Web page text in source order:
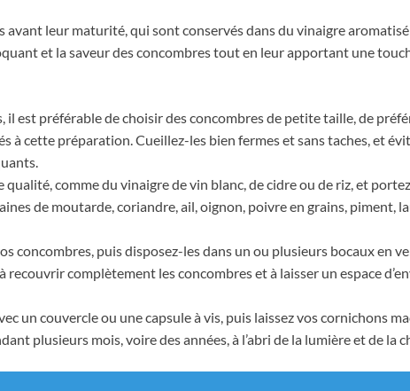
leur maturité, qui sont conservés dans du vinaigre aromatisé
et la saveur des concombres tout en leur apportant une
il est préférable de choisir des concombres de petite taille, de
à cette préparation. Cueillez-les bien fermes et sans taches, et
qualité, comme du vinaigre de vin blanc, de cidre ou de riz, et
de moutarde, coriandre, ail, oignon, poivre en grains, piment,
concombres, puis disposez-les dans un ou plusieurs bocaux en
complètement les concombres et à laisser un espace
un couvercle ou une capsule à vis, puis laissez vos cornichons
plusieurs mois, voire des années, à l’abri de la lumière et de la